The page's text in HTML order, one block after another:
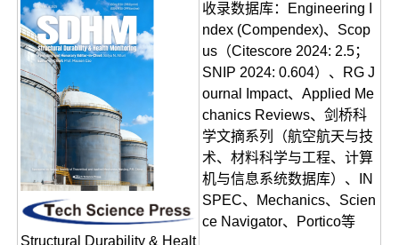
Structural Durability & Healt
收录数据库：Engineering I
ndex (Compendex)、Scop
us（Citescore 2024: 2.5；
SNIP 2024: 0.604）、RG J
ournal Impact、Applied Me
chanics Reviews、剑桥科
学文摘系列（航空航天与技
术、材料科学与工程、计算
机与信息系统数据库）、IN
SPEC、Mechanics、Scien
ce Navigator、Portico等